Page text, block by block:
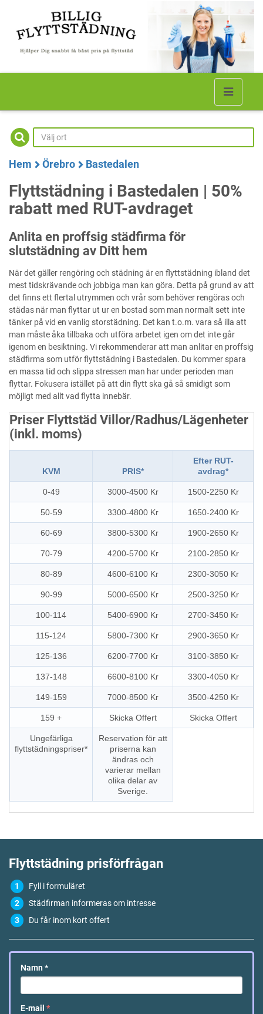
Hem Örebro Bastedalen
Flyttstädning i Bastedalen | 50%
rabatt med RUT-avdraget
Anlita en proffsig städfirma för
slutstädning av Ditt hem
När det gäller rengöring och städning är en flyttstädning ibland det
mest tidskrävande och jobbiga man kan göra. Detta på grund av att
det finns ett flertal utrymmen och vrår som behöver rengöras och
städas när man flyttar ut ur en bostad som man normalt sett inte
tänker på vid en vanlig storstädning. Det kan t.o.m. vara så illa att
man måste åka tillbaka och utföra arbetet igen om det inte går
igenom en besiktning. Vi rekommenderar att man anlitar en proffsig
städfirma som utför flyttstädning i Bastedalen. Du kommer spara
en massa tid och slippa stressen man har under perioden man
flyttar. Fokusera istället på att din flytt ska gå så smidigt som
möjligt med allt vad flytta innebär.
Priser Flyttstäd Villor/Radhus/Lägenheter
(inkl. moms)
KVM PRIS*
Efter RUT-
avdrag*
0-49 3000-4500 Kr 1500-2250 Kr
50-59 3300-4800 Kr 1650-2400 Kr
60-69 3800-5300 Kr 1900-2650 Kr
70-79 4200-5700 Kr 2100-2850 Kr
80-89 4600-6100 Kr 2300-3050 Kr
90-99 5000-6500 Kr 2500-3250 Kr
100-114 5400-6900 Kr 2700-3450 Kr
115-124 5800-7300 Kr 2900-3650 Kr
125-136 6200-7700 Kr 3100-3850 Kr
137-148 6600-8100 Kr 3300-4050 Kr
149-159 7000-8500 Kr 3500-4250 Kr
159 + Skicka Offert Skicka Offert
Ungefärliga
flyttstädningspriser*
Reservation för att
priserna kan
ändras och
varierar mellan
olika delar av
Sverige.
Flyttstädning prisförfrågan
Fyll i formuläret
Städfirman informeras om intresse
Du får inom kort offert
Namn *
E-mail *